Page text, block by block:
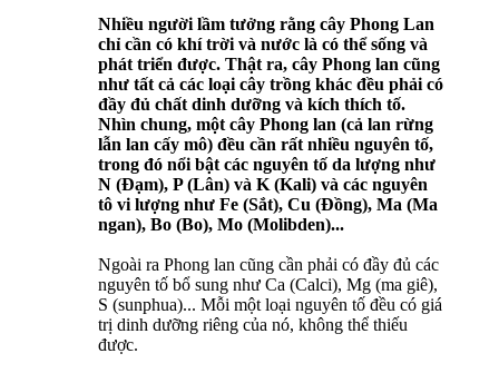
Nhiều người lầm tưởng rằng cây Phong Lan
chỉ cần có khí trời và nước là có thể sống và
phát triển được. Thật ra, cây Phong lan cũng
như tất cả các loại cây trồng khác đều phải có
đầy đủ chất dinh dưỡng và kích thích tố.
Nhìn chung, một cây Phong lan (cả lan rừng
lẫn lan cấy mô) đều cần rất nhiều nguyên tố,
trong đó nổi bật các nguyên tố da lượng như
N (Đạm), P (Lân) và K (Kali) và các nguyên
tô vi lượng như Fe (Sắt), Cu (Đồng), Ma (Ma
ngan), Bo (Bo), Mo (Molibden)...
Ngoài ra Phong lan cũng cần phải có đầy đủ các
nguyên tố bổ sung như Ca (Calci), Mg (ma giê),
S (sunphua)... Mỗi một loại nguyên tố đều có giá
trị dinh dưỡng riêng của nó, không thể thiếu
được.